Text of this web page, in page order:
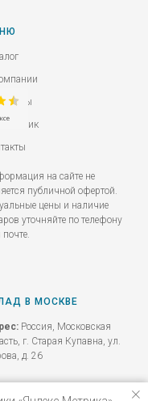
на сайте не
публичной офертой.
цены и наличие
уточняйте по телефону
почте.
В МОСКВЕ
Россия, Московская
г. Старая Купавна, ул.
д. 26
проезда до склада